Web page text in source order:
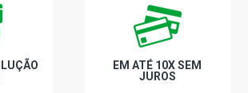
EM ATÉ 10X SEM
JUROS